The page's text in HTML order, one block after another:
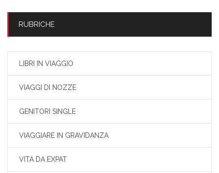
RUBRICHE
LIBRI IN VIAGGIO
VIAGGI DI NOZZE
GENITORI SINGLE
VIAGGIARE IN GRAVIDANZA
VITA DA EXPAT